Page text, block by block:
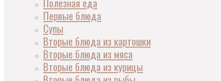
Первые блюда
Супы
Вторые блюда из картошки
Вторые блюда из мяса
Вторые блюда из курицы